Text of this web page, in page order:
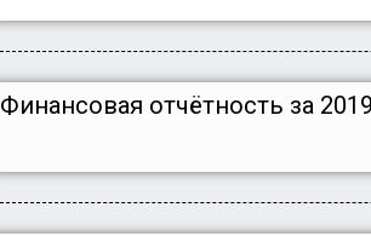
Финансовая отчётность за